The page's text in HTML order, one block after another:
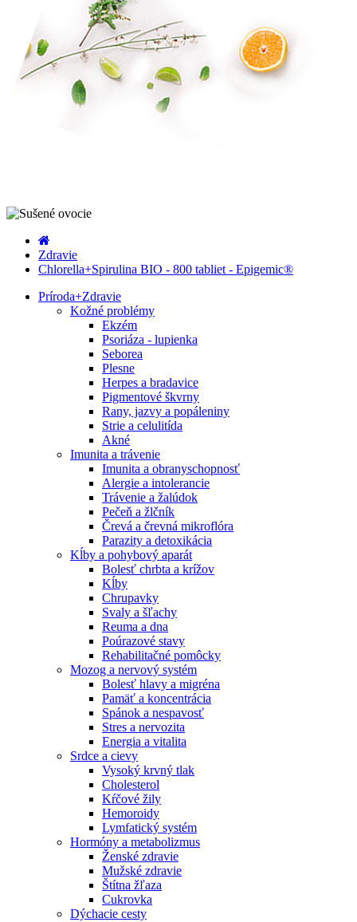
Zdravie
Chlorella+Spirulina BIO - 800 tabliet - Epigemic®
Príroda+Zdravie
Kožné problémy
Ekzém
Psoriáza - lupienka
Seborea
Plesne
Herpes a bradavice
Pigmentové škvrny
Rany, jazvy a popáleniny
Strie a celulitída
Akné
Imunita a trávenie
Imunita a obranyschopnosť
Alergie a intolerancie
Trávenie a žalúdok
Pečeň a žlčník
Črevá a črevná mikroflóra
Parazity a detoxikácia
Kĺby a pohybový aparát
Bolesť chrbta a krížov
Kĺby
Chrupavky
Svaly a šľachy
Reuma a dna
Poúrazové stavy
Rehabilitačné pomôcky
Mozog a nervový systém
Bolesť hlavy a migréna
Pamäť a koncentrácia
Spánok a nespavosť
Stres a nervozita
Energia a vitalita
Srdce a cievy
Vysoký krvný tlak
Cholesterol
Kŕčové žily
Hemoroidy
Lymfatický systém
Hormóny a metabolizmus
Ženské zdravie
Mužské zdravie
Štítna žľaza
Cukrovka
Dýchacie cesty